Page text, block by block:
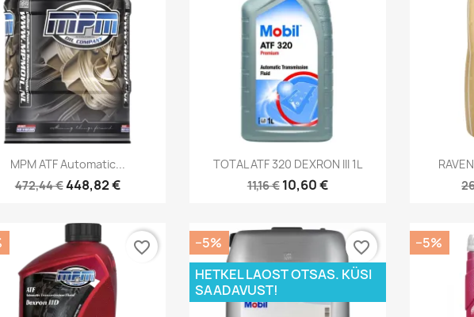
Kiirvaade
MPM ATF Automatic...
472,44 €448,82 €
Kiirvaade
TOTAL ATF 320 DEXRON III 1L
11,16 € 10,60 €
favorite_border
−5%
HETKEL LAOST OTSAS. KÜSI
SAADAVUST!
favorite_border −5%